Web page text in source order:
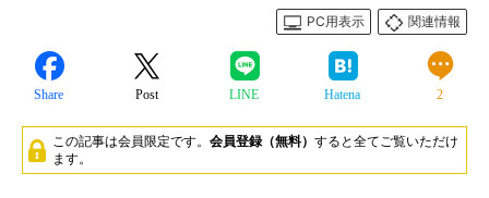
PC用表示
関連情報
Share Post LINE Hatena 2
この記事は会員限定です。 会員登録（無料） すると全てご覧いただけ
ます。